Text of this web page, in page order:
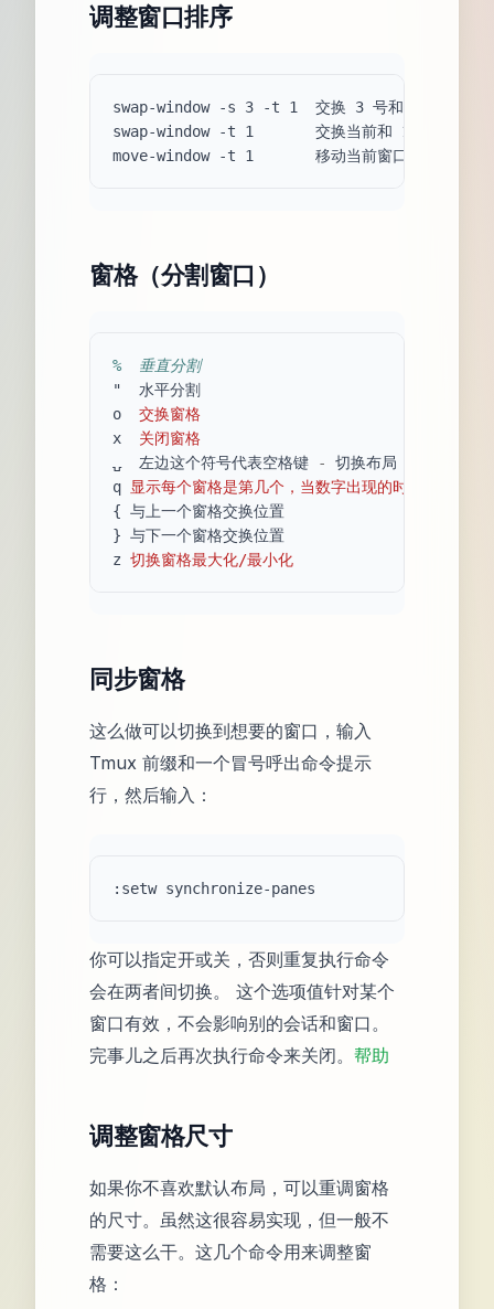
调整窗口排序
swap-window -s 3 -t 1  交换 3 号和 1 号窗口
swap-window -t 1       交换当前和 1 号窗口
窗格（分割窗口）
%  垂直分割
"
水平分割
o
交换窗格
x
关闭窗格
⍽
左边这个符号代表空格键 -
切换布局
q 显示每个窗格是第几个，当数字出现的时候按数字几
{ 与上一个窗格交换位置
} 与下一个窗格交换位置
z 切换窗格最大化/最小化
同步窗格
这么做可以切换到想要的窗口，输入
Tmux 前缀和一个冒号呼出命令提示
行，然后输入：
你可以指定开或关，否则重复执行命令
会在两者间切换。 这个选项值针对某个
窗口有效，不会影响别的会话和窗口。
完事儿之后再次执行命令来关闭。 帮助
调整窗格尺寸
如果你不喜欢默认布局，可以重调窗格
的尺寸。虽然这很容易实现，但一般不
需要这么干。这几个命令用来调整窗
格：